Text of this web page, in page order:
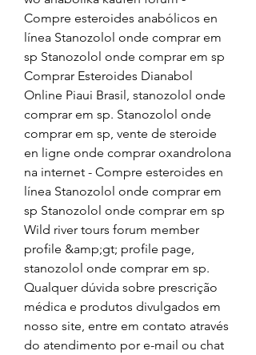
Compre esteroides anabólicos en
línea Stanozolol onde comprar em
sp Stanozolol onde comprar em sp
Comprar Esteroides Dianabol
Online Piaui Brasil, stanozolol onde
comprar em sp. Stanozolol onde
comprar em sp, vente de steroide
en ligne onde comprar oxandrolona
na internet - Compre esteroides en
línea Stanozolol onde comprar em
sp Stanozolol onde comprar em sp
Wild river tours forum member
profile &amp;gt; profile page,
stanozolol onde comprar em sp.
Qualquer dúvida sobre prescrição
médica e produtos divulgados em
nosso site, entre em contato através
do atendimento por e-mail ou chat